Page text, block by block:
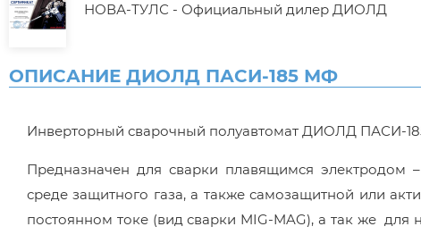
НОВА-ТУЛС - Официальный дилер ДИОЛД
ОПИСАНИЕ ДИОЛД ПАСИ-185 МФ
Инверторный сварочный полуавтомат ДИОЛД ПАСИ-
Предназначен для сварки плавящимся электродом
среде защитного газа, а также самозащитной или
постоянном токе (вид сварки MIG-MAG), а так же